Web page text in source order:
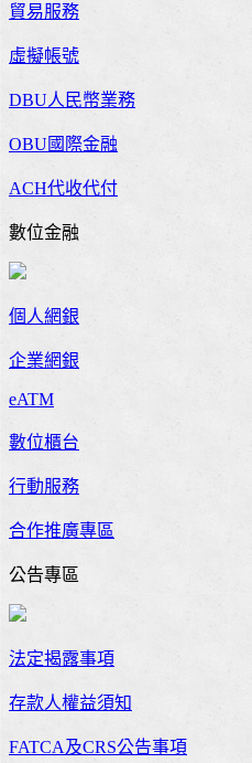
貿易服務
虛擬帳號
DBU人民幣業務
OBU國際金融
ACH代收代付
數位金融
個人網銀
企業網銀
eATM
數位櫃台
行動服務
合作推廣專區
公告專區
法定揭露事項
存款人權益須知
FATCA及CRS公告事項